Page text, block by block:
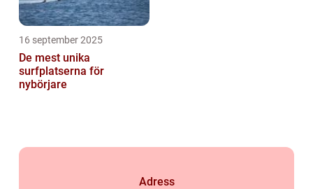
16 september 2025
De mest unika
surfplatserna för
nybörjare
Adress